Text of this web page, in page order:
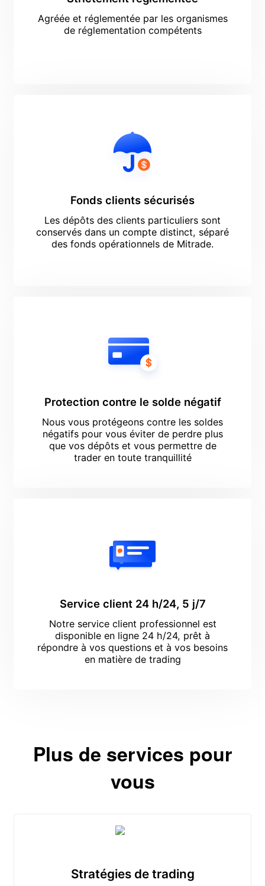
Agréée et réglementée par les organismes
de réglementation compétents
Fonds clients sécurisés
Les dépôts des clients particuliers sont
conservés dans un compte distinct, séparé
des fonds opérationnels de Mitrade.
Protection contre le solde négatif
Nous vous protégeons contre les soldes
négatifs pour vous éviter de perdre plus
que vos dépôts et vous permettre de
trader en toute tranquillité
Service client 24 h/24, 5 j/7
Notre service client professionnel est
disponible en ligne 24 h/24, prêt à
répondre à vos questions et à vos besoins
en matière de trading
Plus de services pour
vous
Stratégies de trading